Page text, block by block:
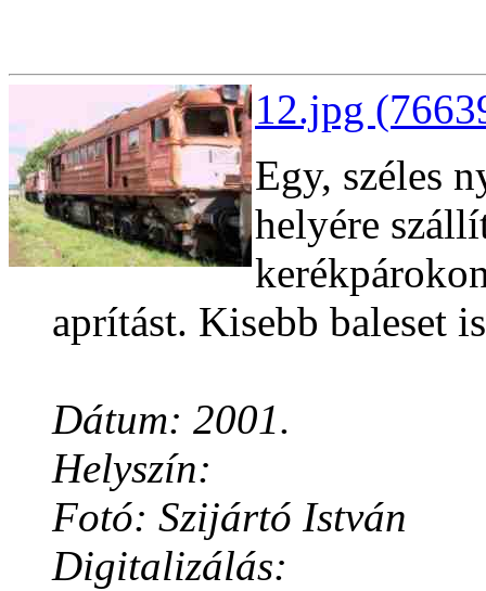
12.jpg
Egy, széles
helyére
aprítást. Kisebb baleset
Dátum: 2001.
Helyszín:
Fotó: Szijártó István
Digitalizálás: